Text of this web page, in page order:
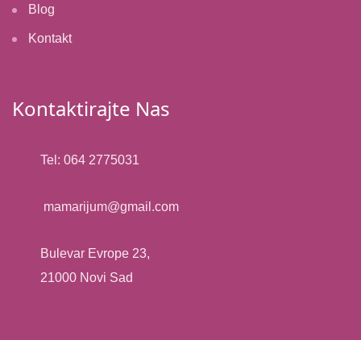
Blog
Kontakt
Kontaktirajte Nas
Tel: 064 2775031
mamarijum@gmail.com​
Bulevar Evrope 23,
21000 Novi Sad